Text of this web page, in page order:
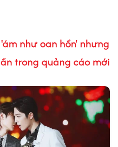
như oan hồn' nhưng
trong quảng cáo mới